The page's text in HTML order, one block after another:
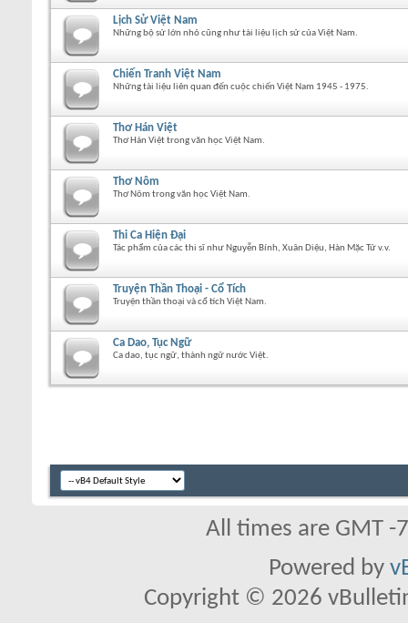
Lịch Sử Việt Nam
Những bộ sử lớn nhỏ cũng như tài liệu lịch sử của Việt Nam.
Chiến Tranh Việt Nam
Những tài liệu liên quan đến cuộc chiến Việt Nam 1945 - 1975.
Thơ Hán Việt
Thơ Hán Việt trong văn học Việt Nam.
Thơ Nôm
Thơ Nôm trong văn học Việt Nam.
Thi Ca Hiện Đại
Tác phẩm của các thi sĩ như Nguyễn Bính, Xuân Diệu, Hàn Mặc Tử v.v.
Truyện Thần Thoại - Cổ Tích
Truyện thần thoại và cổ tích Việt Nam.
Ca Dao, Tục Ngữ
Ca dao, tục ngữ, thành ngữ nước Việt.
All times are GMT
Powered by
Copyright © 2026